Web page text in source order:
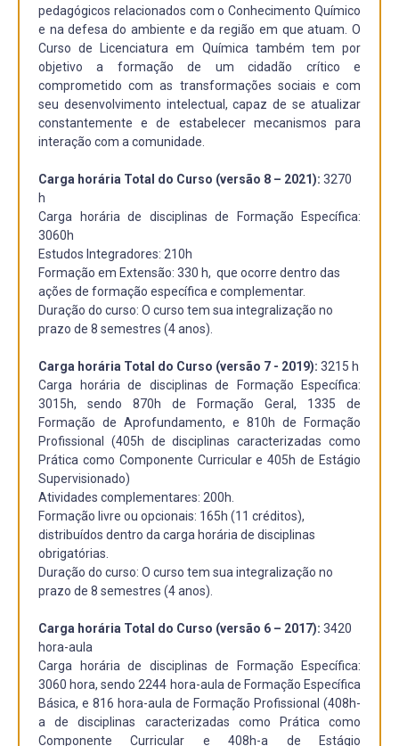
pedagógicos relacionados com o Conhecimento Químico
e na defesa do ambiente e da região em que atuam. O
Curso de Licenciatura em Química também tem por
objetivo a formação de um cidadão crítico e
comprometido com as transformações sociais e com
seu desenvolvimento intelectual, capaz de se atualizar
constantemente e de estabelecer mecanismos para
interação com a comunidade.
Carga horária Total do Curso (versão 8 – 2021): 3270
h
Carga horária de disciplinas de Formação Específica:
3060h
Estudos Integradores: 210h
Formação em Extensão: 330 h, que ocorre dentro das
ações de formação específica e complementar.
Duração do curso: O curso tem sua integralização no
prazo de 8 semestres (4 anos).
Carga horária Total do Curso (versão 7 - 2019): 3215 h
Carga horária de disciplinas de Formação Específica:
3015h, sendo 870h de Formação Geral, 1335 de
Formação de Aprofundamento, e 810h de Formação
Profissional (405h de disciplinas caracterizadas como
Prática como Componente Curricular e 405h de Estágio
Supervisionado)
Atividades complementares: 200h.
Formação livre ou opcionais: 165h (11 créditos),
distribuídos dentro da carga horária de disciplinas
obrigatórias.
Duração do curso: O curso tem sua integralização no
prazo de 8 semestres (4 anos).
Carga horária Total do Curso (versão 6 – 2017): 3420
hora-aula
Carga horária de disciplinas de Formação Específica:
3060 hora, sendo 2244 hora-aula de Formação Específica
Básica, e 816 hora-aula de Formação Profissional (408h-
a de disciplinas caracterizadas como Prática como
Componente Curricular e 408h-a de Estágio